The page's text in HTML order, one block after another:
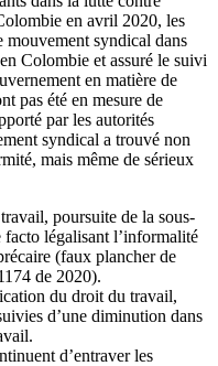
en avril 2020, les
mouvement syndical dans
Colombie et assuré le suivi
en matière de
pas été en mesure de
par les autorités
syndical a trouvé non
mais même de sérieux
poursuite de la sous-
légalisant l’informalité
(faux plancher de
de 2020).
du droit du travail,
d’une diminution dans
d’entraver les